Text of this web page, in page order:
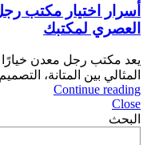
أسرار اختيار مكتب
العصري لمكتبك
يعد مكتب رجل معدن خيارًا
المثالي بين المتانة،
Continue reading
Close
البحث